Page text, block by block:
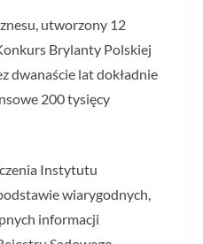
utworzony 12
Brylanty Polskiej
dwanaście lat dokładnie
200 tysięcy
Instytutu
wiarygodnych,
informacji